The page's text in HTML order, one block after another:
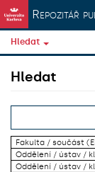
Přeskočit na obsah
Repozitář
Hledat
Hledat
Fakulta / součást
Oddělení / ústav /
Oddělení / ústav /